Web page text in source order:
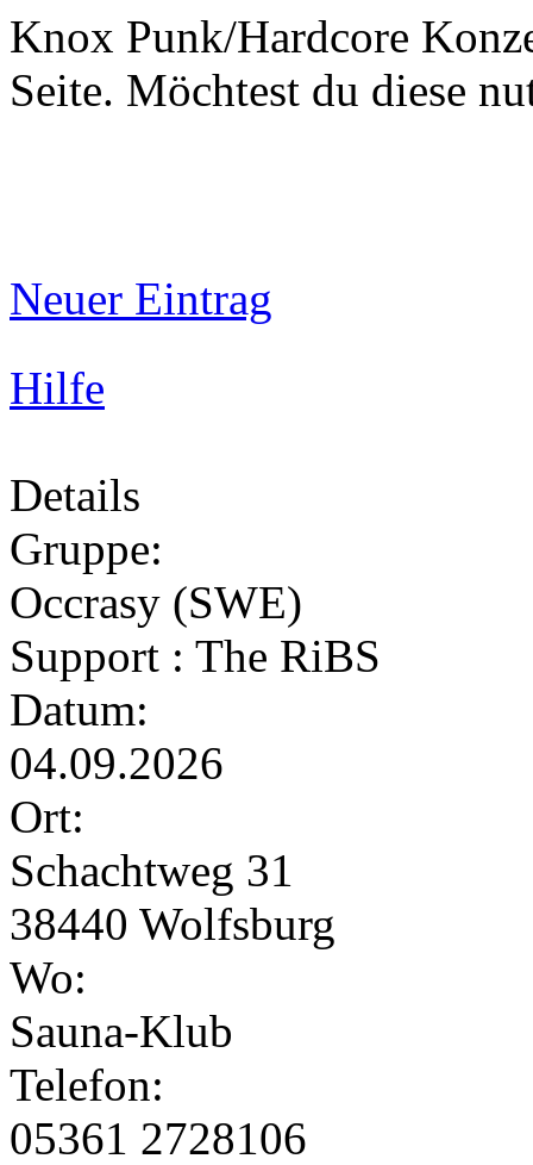
Knox Punk/Hardcore
Seite. Möchtest du diese
Neuer Eintrag
Hilfe
Details
Gruppe:
Occrasy (SWE)
Support : The RiBS
Datum:
04.09.2026
Ort:
Schachtweg 31
38440 Wolfsburg
Wo:
Sauna-Klub
Telefon:
05361 2728106